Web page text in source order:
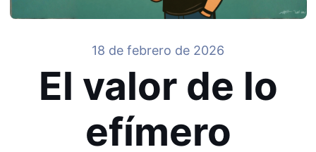
18 de febrero de 2026
El valor de lo
efímero